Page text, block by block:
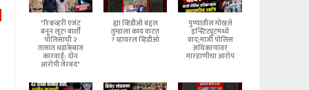
"रिकव्हरी एजंट
बनून लूट! बार्शी
पोलिसांची २
तासांत धडाकेबाज
कारवाई; दोन
आरोपी जेरबंद"
ह्या व्हिडीओ बद्दल
तुम्हाला काय वाटत
? व्हायरल व्हिडीओ
पुण्यातील गोखले
इन्स्टिट्यूटमध्ये
वाद;माजी पोलिस
अधिकाऱ्यांवर
मारहाणीचा आरोप